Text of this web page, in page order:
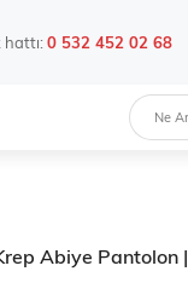
hattı:0 532 452 02 68
Abiye Pantolon |